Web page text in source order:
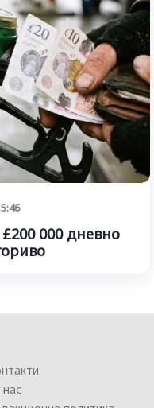
000 дневно
нас